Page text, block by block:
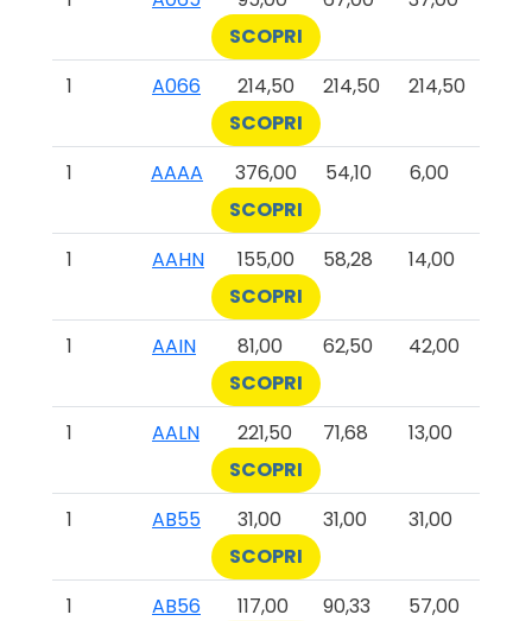
SCOPRI
1
A066 214,50 214,50
214,50
SCOPRI
1
AAAA 376,00 54,10
6,00
SCOPRI
1
AAHN 155,00 58,28
14,00
SCOPRI
1
AAIN 81,00 62,50
42,00
SCOPRI
1
AALN 221,50 71,68
13,00
SCOPRI
1
AB55 31,00 31,00
31,00
SCOPRI
1
AB56 117,00 90,33
57,00